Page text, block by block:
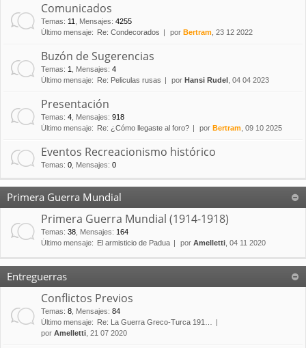
Comunicados
Temas: 11 Mensajes: 4255
Último mensaje:
Re: Condecorados por Bertram , 23 12 2022
Buzón de Sugerencias
Temas: 1 Mensajes: 4
Último mensaje:
Re: Peliculas rusas por Hansi Rudel , 04 04 2023
Presentación
Temas: 4 Mensajes: 918
Último mensaje:
Re: ¿Cómo llegaste al foro? por Bertram , 09 10 2025
Eventos Recreacionismo histórico
Temas: 0 Mensajes: 0
Primera Guerra Mundial
Primera Guerra Mundial (1914-1918)
Temas: 38 Mensajes: 164
Último mensaje:
El armisticio de Padua por Amelletti , 04 11 2020
Entreguerras
Conflictos Previos
Temas: 8 Mensajes: 84
Último mensaje:
Re: La Guerra Greco-Turca 191…
por Amelletti , 21 07 2020